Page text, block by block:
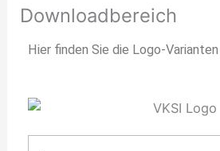
Downloadbereich
Hier finden Sie die Logo-